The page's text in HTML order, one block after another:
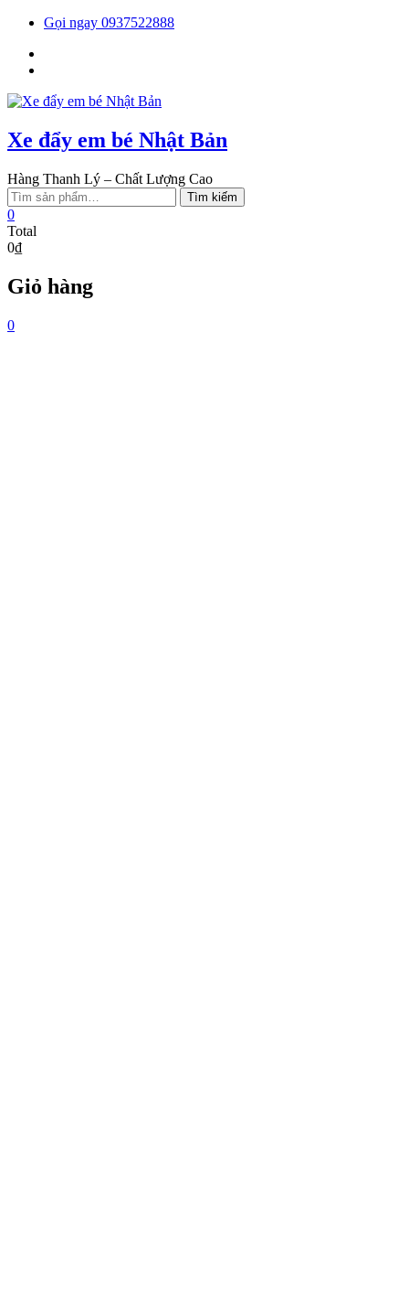
Skip
content
Gọi ngay 0937522888
Xe đẩy em bé Nhật Bản
Hàng Thanh Lý – Chất Lượng Cao
Tìm
kiếm:
Tìm kiếm
0
Total
0₫
Giỏ hàng
0